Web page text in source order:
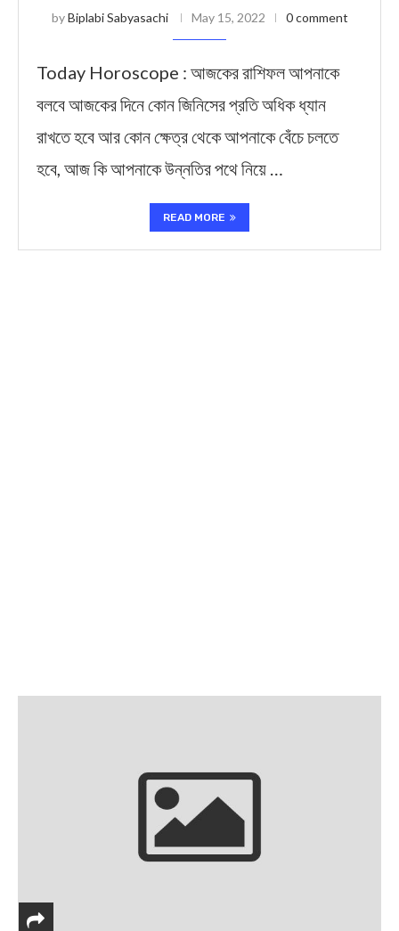
byBiplabi Sabyasachi May 15, 2022 0 comment
Today Horoscope : আজকের রাশিফল আপনাকে
বলবে আজকের দিনে কোন জিনিসের প্রতি অধিক ধ্যান
রাখতে হবে আর কোন ক্ষেত্র থেকে আপনাকে বেঁচে চলতে
হবে, আজ কি আপনাকে উন্নতির পথে নিয়ে …
READ MORE